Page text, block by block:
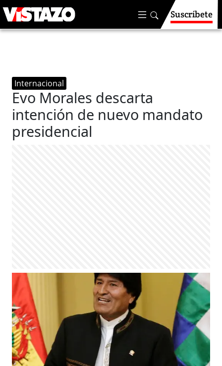
Suscríbete
Internacional
Evo Morales descarta
intención de nuevo mandato
presidencial